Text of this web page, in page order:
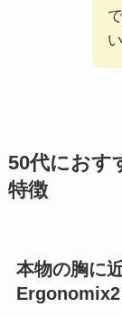
50代におす
特徴
本物の胸に
Ergonomix2